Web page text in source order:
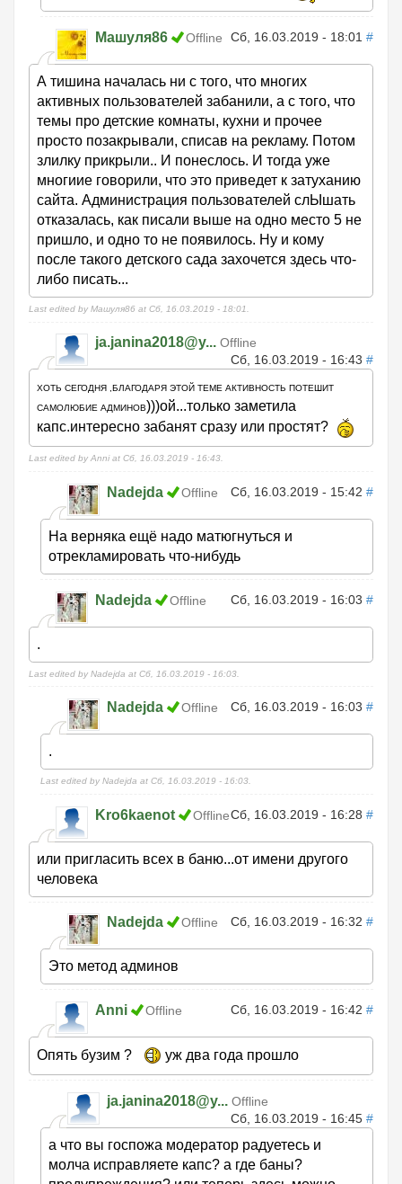
Машуля86 Offline Сб, 16.03.2019 - 18:01 #
А тишина началась ни с того, что многих
активных пользователей забанили, а с того, что
темы про детские комнаты, кухни и прочее
просто позакрывали, списав на рекламу. Потом
злилку прикрыли.. И понеслось. И тогда уже
многиие говорили, что это приведет к затуханию
сайта. Администрация пользователей слЫшать
отказалась, как писали выше на одно место 5 не
пришло, и одно то не появилось. Ну и кому
после такого детского сада захочется здесь что-
либо писать...
Last edited by Машуля86 at Сб, 16.03.2019 - 18:01.
ja.janina2018@y... Offline
Сб, 16.03.2019 - 16:43 #
ХОТЬ СЕГОДНЯ ,БЛАГОДАРЯ ЭТОЙ ТЕМЕ АКТИВНОСТЬ ПОТЕШИТ
САМОЛЮБИЕ АДМИНОВ)))ой...только заметила
капс.интересно забанят сразу или простят?
Last edited by Anni at Сб, 16.03.2019 - 16:43.
Nadejda Offline Сб, 16.03.2019 - 15:42 #
На верняка ещё надо матюгнуться и
отрекламировать что-нибудь
Nadejda Offline Сб, 16.03.2019 - 16:03 #
.
Last edited by Nadejda at Сб, 16.03.2019 - 16:03.
Nadejda Offline Сб, 16.03.2019 - 16:03 #
.
Last edited by Nadejda at Сб, 16.03.2019 - 16:03.
Kro6kaenot OfflineСб, 16.03.2019 - 16:28 #
или пригласить всех в баню...от имени другого
человека
Nadejda Offline Сб, 16.03.2019 - 16:32 #
Это метод админов
Anni Offline Сб, 16.03.2019 - 16:42 #
Опять бузим ? уж два года прошло
ja.janina2018@y... Offline
Сб, 16.03.2019 - 16:45 #
а что вы госпожа модератор радуетесь и
молча исправляете капс? а где баны?